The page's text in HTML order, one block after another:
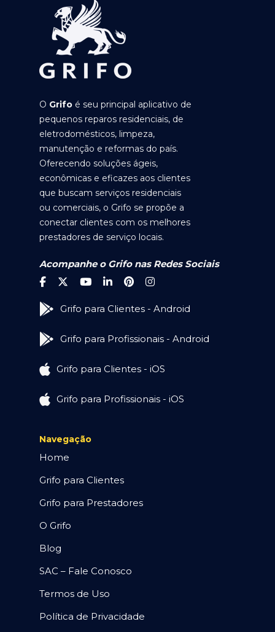
O Grifo é seu principal aplicativo de
pequenos reparos residenciais, de
eletrodomésticos, limpeza,
manutenção e reformas do país.
Oferecendo soluções ágeis,
econômicas e eficazes aos clientes
que buscam serviços residenciais
ou comerciais, o Grifo se propõe a
conectar clientes com os melhores
prestadores de serviço locais.
Acompanhe o Grifo nas Redes Sociais
Grifo para Clientes - Android
Grifo para Profissionais - Android
Grifo para Clientes - iOS
Grifo para Profissionais - iOS
Navegação
Home
Grifo para Clientes
Grifo para Prestadores
O Grifo
Blog
SAC – Fale Conosco
Termos de Uso
Política de Privacidade